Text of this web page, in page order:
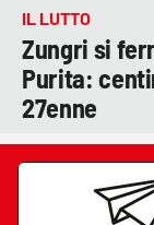
IL LUTTO
Zungri si
Purita:
27enne